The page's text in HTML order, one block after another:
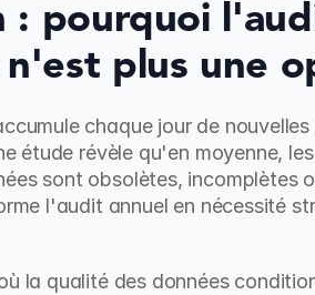
: pourquoi
plus une
chaque jour de
étude révèle qu'en moyenne,
sont obsolètes, incomplètes
l'audit annuel en nécessité
la qualité des données